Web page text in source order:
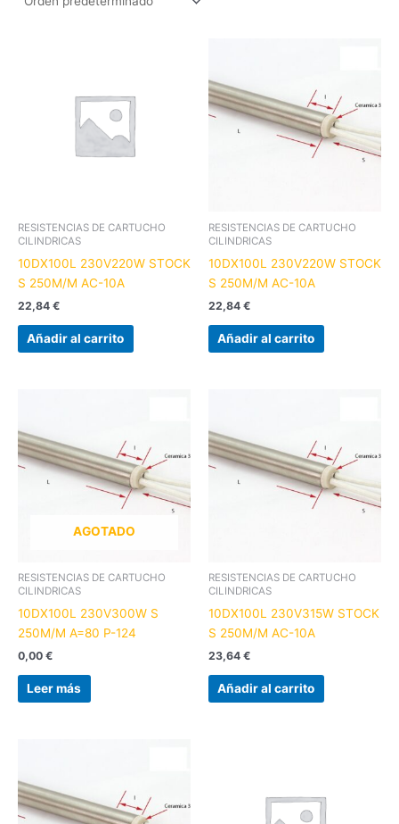
RESISTENCIAS DE CARTUCHO
CILINDRICAS
10DX100L 230V220W STOCK
S 250M/M AC-10A
22,84 €
Añadir al carrito
RESISTENCIAS DE CARTUCHO
CILINDRICAS
10DX100L 230V220W STOCK
S 250M/M AC-10A
22,84 €
Añadir al carrito
AGOTADO
RESISTENCIAS DE CARTUCHO
CILINDRICAS
10DX100L 230V300W S
250M/M A=80 P-124
0,00 €
Leer más
RESISTENCIAS DE CARTUCHO
CILINDRICAS
10DX100L 230V315W STOCK
S 250M/M AC-10A
23,64 €
Añadir al carrito